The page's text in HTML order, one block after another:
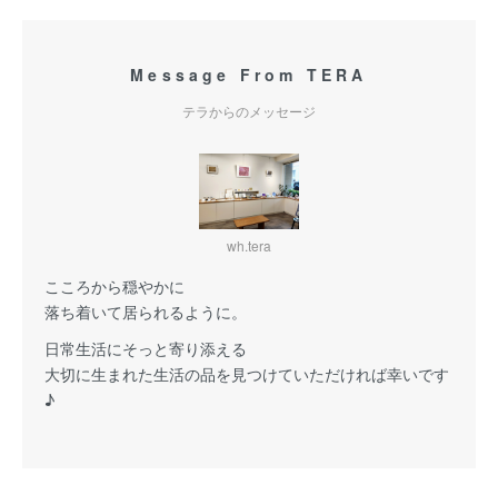
Message From TERA
テラからのメッセージ
wh.tera
こころから穏やかに
落ち着いて居られるように。
日常生活にそっと寄り添える
大切に生まれた生活の品を見つけていただければ幸いです
♪